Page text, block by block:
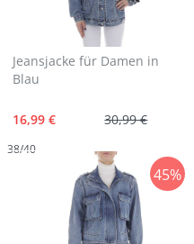
Jeansjacke für Damen in
Blau
30,99 €
16,99 €
38/40
45%